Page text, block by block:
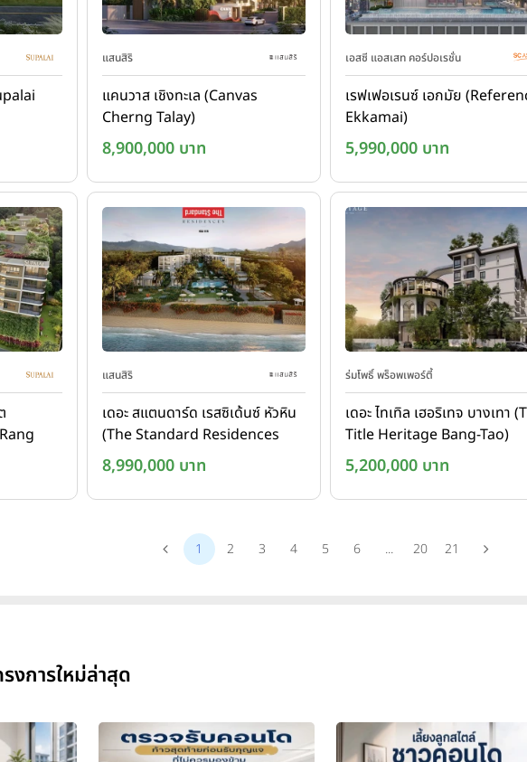
แสนสิริ
แคนวาส เชิงทะเล (Canvas
Cherng Talay)
8,900,000 บาท
เอสซี แอสเสท คอร์ปอเรชั่น
เรฟเฟอเรนซ์ เอกมัย
Ekkamai)
5,990,000 บาท
แสนสิริ
เดอะ สแตนดาร์ด เรสซิเด้นซ์ หัวหิน
(The Standard Residences
Huahin)
8,990,000 บาท
ร่มโพธิ์ พร็อพเพอร์ตี้
เดอะ ไทเทิล เฮอริเทจ บางเทา
Title Heritage Bang-Tao)
5,200,000 บาท
1 2 3 4 5 6 ... 20 21
งการใหม่ล่าสุด